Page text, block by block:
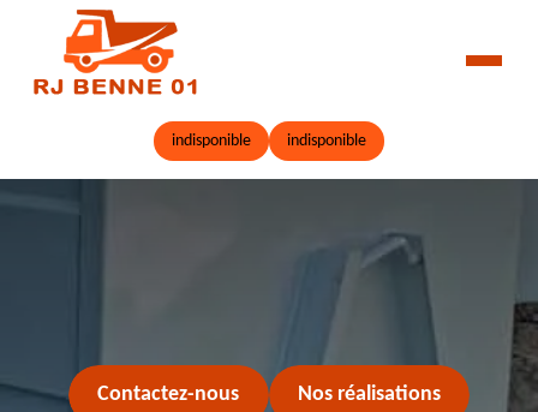
indisponible indisponible
Contactez-nous Nos réalisations